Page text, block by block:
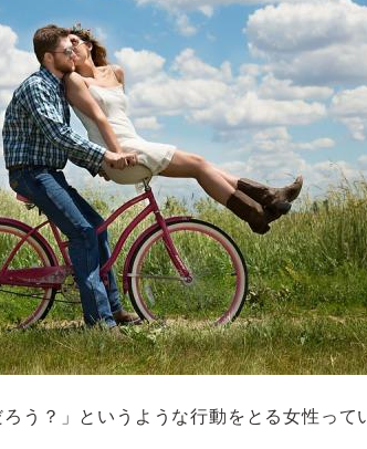
う？」というような行動をとる女性って